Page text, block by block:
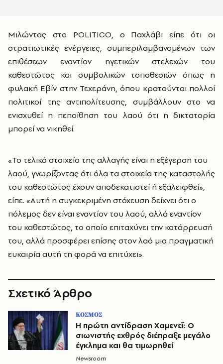
Μιλώντας στο POLITICO, ο Παχλάβι είπε ότι οι
στρατιωτικές ενέργειες, συμπεριλαμβανομένων των
επιθέσεων εναντίον ηγετικών στελεχών του
καθεστώτος και συμβολικών τοποθεσιών όπως η
φυλακή Εβίν στην Τεχεράνη, όπου κρατούνται πολλοί
πολιτικοί της αντιπολίτευσης, συμβάλλουν στο να
ενισχυθεί η πεποίθηση του λαού ότι η δικτατορία
μπορεί να νικηθεί.
«Το τελικό στοιχείο της αλλαγής είναι η εξέγερση του
λαού, γνωρίζοντας ότι όλα τα στοιχεία της καταστολής
του καθεστώτος έχουν αποδεκατιστεί ή εξαλειφθεί»,
είπε. «Αυτή η συγκεκριμένη στόχευση δείχνει ότι ο
πόλεμος δεν είναι εναντίον του λαού, αλλά εναντίον
του καθεστώτος, το οποίο επιταχύνει την κατάρρευσή
του, αλλά προσφέρει επίσης στον λαό μια πραγματική
ευκαιρία αυτή τη φορά να επιτύχει».
Σχετικό Άρθρο
ΚΟΣΜΟΣ
Η πρώτη αντίδραση Χαμενεΐ: Ο
σιωνιστής εχθρός διέπραξε μεγάλο
έγκλημα και θα τιμωρηθεί
Newsroom